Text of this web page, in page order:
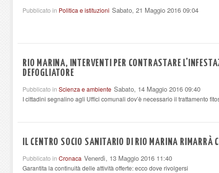
Pubblicato in Politica e istituzioni Sabato, 21 Maggio 2016 09:04
RIO MARINA, INTERVENTI PER CONTRASTARE
DEFOGLIATORE
Pubblicato in Scienza e ambiente Sabato, 14 Maggio 2016 09:40
I cittadini segnalino agli Uffici comunali dov’è necessario il trattamento
IL CENTRO SOCIO SANITARIO DI RIO MARINA RIMARRÀ
Pubblicato in Cronaca Venerdì, 13 Maggio 2016 11:40
Garantita la continuità delle attività offerte: ecco dove rivolgersi